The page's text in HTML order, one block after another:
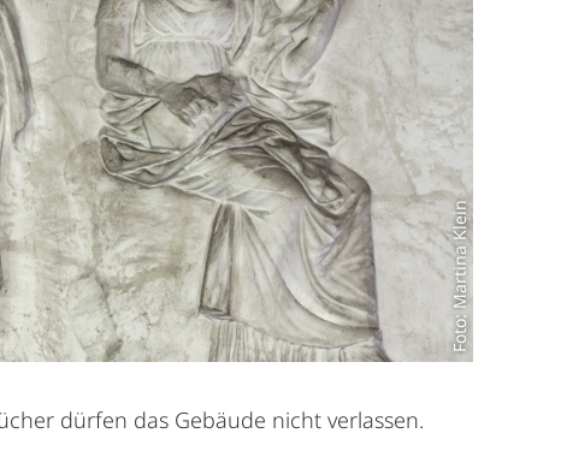
Foto: Martina Klein
dürfen das Gebäude nicht verlassen.